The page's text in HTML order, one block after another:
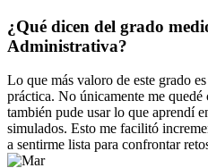
¿Qué dicen del grado
Administrativa?
Lo que más valoro de este grado
práctica. No únicamente me quedé
también pude usar lo que aprendí
simulados. Esto me facilitó
a sentirme lista para confrontar